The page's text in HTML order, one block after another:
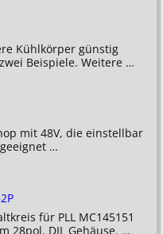
Kühlkörper günstig
Beispiele. Weitere …
mit 48V, die einstellbar
…
für PLL MC145151
28pol. DIL Gehäuse. …